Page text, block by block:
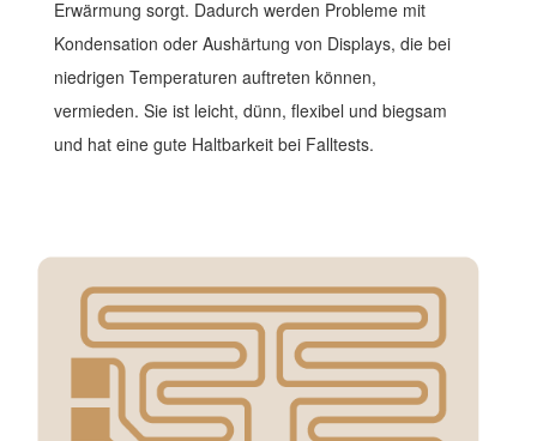
Erwärmung sorgt. Dadurch werden Probleme mit
Kondensation oder Aushärtung von Displays, die bei
niedrigen Temperaturen auftreten können,
vermieden. Sie ist leicht, dünn, flexibel und biegsam
und hat eine gute Haltbarkeit bei Falltests.